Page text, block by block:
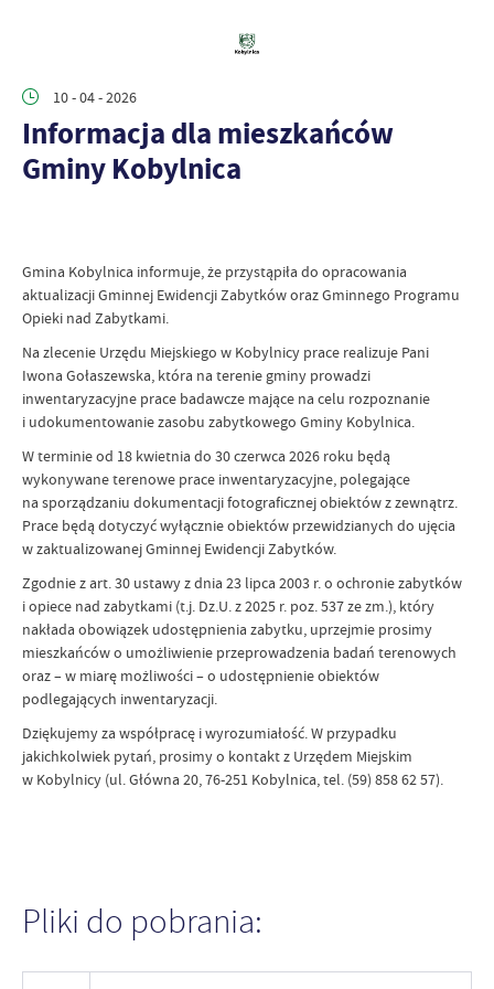
10 - 04 - 2026
Informacja dla mieszkańców
Gminy Kobylnica
Gmina Kobylnica informuje, że przystąpiła do opracowania
aktualizacji Gminnej Ewidencji Zabytków oraz Gminnego Programu
Opieki nad Zabytkami.
Na zlecenie Urzędu Miejskiego w Kobylnicy prace realizuje Pani
Iwona Gołaszewska, która na terenie gminy prowadzi
inwentaryzacyjne prace badawcze mające na celu rozpoznanie
i udokumentowanie zasobu zabytkowego Gminy Kobylnica.
W terminie od 18 kwietnia do 30 czerwca 2026 roku będą
wykonywane terenowe prace inwentaryzacyjne, polegające
na sporządzaniu dokumentacji fotograficznej obiektów z zewnątrz.
Prace będą dotyczyć wyłącznie obiektów przewidzianych do ujęcia
w zaktualizowanej Gminnej Ewidencji Zabytków.
Zgodnie z art. 30 ustawy z dnia 23 lipca 2003 r. o ochronie zabytków
i opiece nad zabytkami (t.j. Dz.U. z 2025 r. poz. 537 ze zm.), który
nakłada obowiązek udostępnienia zabytku, uprzejmie prosimy
mieszkańców o umożliwienie przeprowadzenia badań terenowych
oraz – w miarę możliwości – o udostępnienie obiektów
podlegających inwentaryzacji.
Dziękujemy za współpracę i wyrozumiałość. W przypadku
jakichkolwiek pytań, prosimy o kontakt z Urzędem Miejskim
w Kobylnicy (ul. Główna 20, 76-251 Kobylnica, tel. (59) 858 62 57).
Pliki do pobrania: